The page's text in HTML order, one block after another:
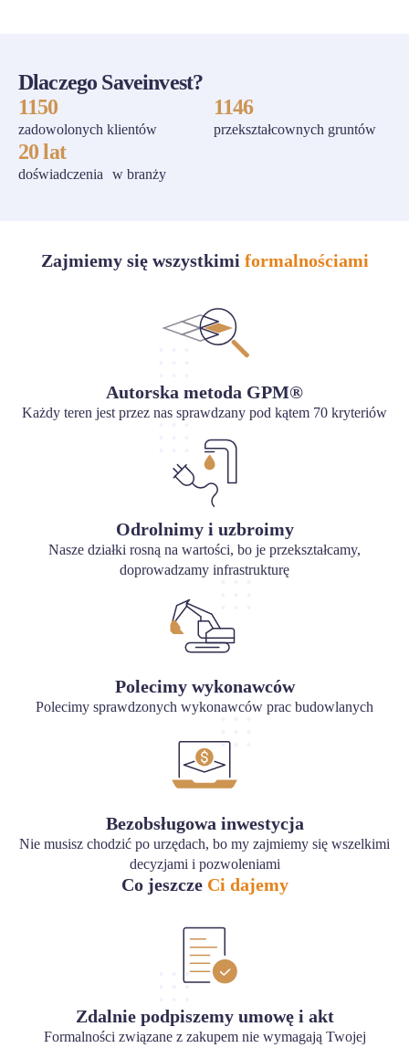
Dlaczego Saveinvest?
1150
zadowolonych klientów
1146
przekształcownych gruntów
20 lat
doświadczenia w branży
Zajmiemy się wszystkimi formalnościami
Autorska metoda GPM®
Każdy teren jest przez nas sprawdzany pod kątem 70 kryteriów
Odrolnimy i uzbroimy
Nasze działki rosną na wartości, bo je przekształcamy,
doprowadzamy infrastrukturę
Polecimy wykonawców
Polecimy sprawdzonych wykonawców prac budowlanych
Bezobsługowa inwestycja
Nie musisz chodzić po urzędach, bo my zajmiemy się wszelkimi
decyzjami i pozwoleniami
Co jeszcze Ci dajemy
Zdalnie podpiszemy umowę i akt
Formalności związane z zakupem nie wymagają Twojej